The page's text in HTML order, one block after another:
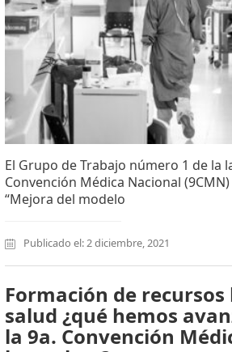
El Grupo de Trabajo número 1 de la
Convención Médica Nacional
“Mejora del modelo
Publicado el: 2 diciembre, 2021
Formación de
salud ¿qué hemos
la 9a. Convención